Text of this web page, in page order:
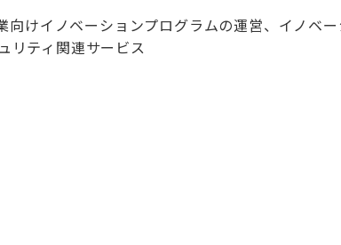
けイノベーションプログラムの運営、イノベー
リティ関連サービス